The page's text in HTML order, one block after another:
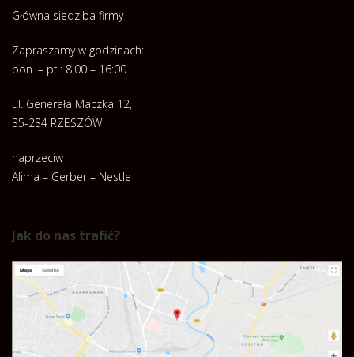
Główna siedziba firmy
Zapraszamy w godzinach:
pon. – pt.: 8:00 – 16:00
ul. Generała Maczka 12,
35-234 RZESZÓW
naprzeciw
Alima – Gerber – Nestle
Jak do nas trafić?